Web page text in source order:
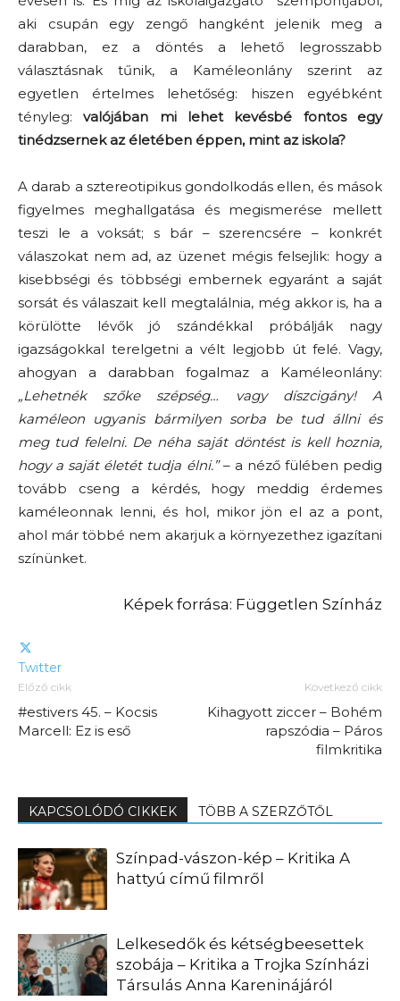
aki csupán egy zengő hangként jelenik meg a
darabban, ez a döntés a lehető legrosszabb
választásnak tűnik, a Kaméleonlány szerint az
egyetlen értelmes lehetőség: hiszen egyébként
tényleg:valójában mi lehet kevésbé fontos egy
tinédzsernek az életében éppen, mint az iskola?
A darab a sztereotipikus gondolkodás ellen, és mások
figyelmes meghallgatása és megismerése mellett
teszi le a voksát; s bár – szerencsére – konkrét
válaszokat nem ad, az üzenet mégis felsejlik: hogy a
kisebbségi és többségi embernek egyaránt a saját
sorsát és válaszait kell megtalálnia, még akkor is, ha a
körülötte lévők jó szándékkal próbálják nagy
igazságokkal terelgetni a vélt legjobb út felé. Vagy,
ahogyan a darabban fogalmaz a Kaméleonlány:
„Lehetnék szőke szépség… vagy díszcigány! A
kaméleon ugyanis bármilyen sorba be tud állni és
meg tud felelni. De néha saját döntést is kell hoznia,
hogy a saját életét tudja élni.”– a néző fülében pedig
tovább cseng a kérdés, hogy meddig érdemes
kaméleonnak lenni, és hol, mikor jön el az a pont,
ahol már többé nem akarjuk a környezethez igazítani
színünket.
Képek forrása: Független Színház
Twitter
Előző cikk
#estivers 45. – Kocsis
Marcell: Ez is eső
Következő cikk
Kihagyott ziccer – Bohém
rapszódia – Páros
filmkritika
KAPCSOLÓDÓ CIKKEK TÖBB A SZERZŐTŐL
Színpad-vászon-kép – Kritika A
hattyú című filmről
Lelkesedők és kétségbeesettek
szobája – Kritika a Trojka Színházi
Társulás Anna Kareninájáról